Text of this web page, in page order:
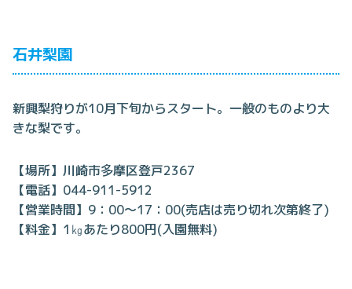
石井梨園
新興梨狩りが10月下旬からスタート。一般のものより大
きな梨です。
【場所】川崎市多摩区登戸2367
【電話】044-911-5912
【営業時間】9：00～17：00(売店は売り切れ次第終了)
【料金】1㎏あたり800円(入園無料)